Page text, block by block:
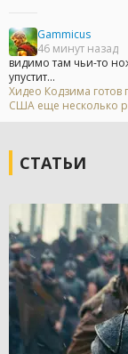
Gammicus
46 минут назад
видимо там чьи-то
упустит...
Хидео Кодзима готов
США еще несколько
СТАТЬИ